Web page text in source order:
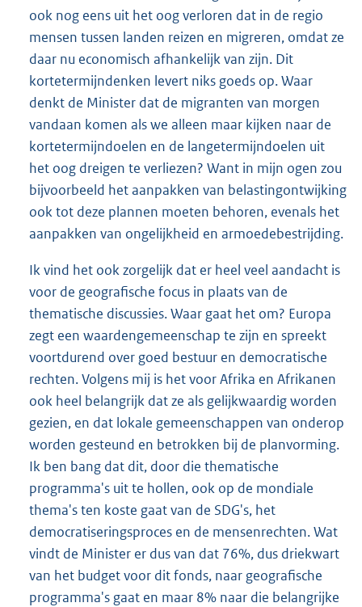
ook nog eens uit het oog verloren dat in de regio
mensen tussen landen reizen en migreren, omdat ze
daar nu economisch afhankelijk van zijn. Dit
kortetermijndenken levert niks goeds op. Waar
denkt de Minister dat de migranten van morgen
vandaan komen als we alleen maar kijken naar de
kortetermijndoelen en de langetermijndoelen uit
het oog dreigen te verliezen? Want in mijn ogen zou
bijvoorbeeld het aanpakken van belastingontwijking
ook tot deze plannen moeten behoren, evenals het
aanpakken van ongelijkheid en armoedebestrijding.
Ik vind het ook zorgelijk dat er heel veel aandacht is
voor de geografische focus in plaats van de
thematische discussies. Waar gaat het om? Europa
zegt een waardengemeenschap te zijn en spreekt
voortdurend over goed bestuur en democratische
rechten. Volgens mij is het voor Afrika en Afrikanen
ook heel belangrijk dat ze als gelijkwaardig worden
gezien, en dat lokale gemeenschappen van onderop
worden gesteund en betrokken bij de planvorming.
Ik ben bang dat dit, door die thematische
programma's uit te hollen, ook op de mondiale
thema's ten koste gaat van de SDG's, het
democratiseringsproces en de mensenrechten. Wat
vindt de Minister er dus van dat 76%, dus driekwart
van het budget voor dit fonds, naar geografische
programma's gaat en maar 8% naar die belangrijke